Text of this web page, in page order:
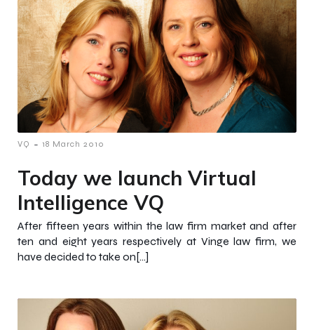
VQ - 18 March 2010
Today we launch Virtual
Intelligence VQ
After fifteen years within the law firm market and after
ten and eight years respectively at Vinge law firm, we
have decided to take on[…]